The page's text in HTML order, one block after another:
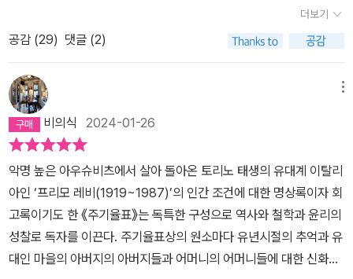
기반이었다. 소수민족으로서 유대인들은 이방인이자 화학에서 말하
는 ‘불순물’ 같은 존재였던 것이다. 무언가 손에 잡히는 것 같다는 느
낌이 들기 시작한다. 그런 이유로 나는 이 책을 읽는 키워드로 불활성
기체와 불순물을 채택한다. 1930년대는 물질보다 정신을 강조하는
파시즘, 군국주의 전성시대였다. 쾌락주의자이자 태생적으로 어쩔 수
없는 유물론자일 수밖에 없었던 미래의 청년 화학도는 유대인이라는
이유로 핍박의 대상으로 전락한다. 이탈리아에서 인종법이 시행되면
서 유대인의 대학입학은 원천적으로 차단되었다. 다행히 인종법 시행
이전에 토리노 대학에 진학한 레비는 학업을 마칠 수는 있었지만, 우
등으로 졸업하고서도 취업에 난항을 겪는다. 대학시절에는 비슷한 삶
의 궤적을 그린 친구 산드로를 만나 육체적 단련을 했다고 했던가. 친
구가 전수해준 자연의 “곰고기 맛”은 훗날 암울한 철의 시대에 생존
도록 궁금했다. 무슨 책인지도 모르지만 왠지 내가 읽으면 좋아할 것
같았다. 막상 중고로 책을 마련하고 나니 어, 과학책인 줄 알았는데 소
그냥 어리둥절하면서 꽂아놨다. 그러고나서도 프리모 레비 책만 보이
면 막 주워모아서 다섯 권이나 꽂아 놨다. 읽고 싶다는 생각만 하고 오
래 읽지 않았다. 읽게 된다면 주기율표가 제일 먼저겠지. 해가 바뀌고
서 책을 펼쳤고, 거의 석 달에 걸쳐 읽었다. 책은 깜짝 놀랄 정도로 흥
미로웠다. 내가 이 책을 좋아할 것 같았는데 실제로 좋았다. 그런데도
책을 매일 읽지는 못하는 딱한 날이 이어졌다. 강제수용소 생활에 비
할 바는 못 되겠지만 하여간에 하고 싶은 걸 못하는 나날이다. 공부를
많이 못한 날은 공부도 안 하는 게 책은 무슨! 공부 많이 한 날은 상으
로 읽자, 하지만 이미 피곤해져서 그냥 쓰러져 잤다. 졸음을 참고 열한
없는 죄의식에서 나온다. 그것은 어떤 죄일까?.... (174, 시대의 증언
자 쁘리모 레비를 찾아서)나는 프리모 레비가 어떤 사람이었는지 몰
랐다. '이것이 인간인가'라는 책의 제목을 들었을 땐 철학자일까 생각
했었고, 주기율표라는 책을 봤을 땐 정말 화학책인 줄 알았다. 그리고
'프리모 레비'에 대한 관심은 서경식님의 '시대의 증언자 쁘리모 레비
를 찾아서'를 읽으며 비로소 생겨났다. 그는 화학자였고, 아우슈비츠
생존자였으며.... 자살로 생을 마감했다,는 것을 알게 되었다.사실 이
러한 이야기는 굳이 그에 관한 책을 읽지 않아도 알 수 있는 사실이기
는 하다. 하지만 이 책을 읽으며 그가 단지 아우슈비츠의 생존자라는
사실만을 인식하게 되는 것이 아니라 그의 삶에 대해, 그가 '모든 인간
에게 답'하기를 원하는 물음에 대해 그리고 그가 살았던 시대를 과거
로만 넘겨버리고 있는 우리에게 '인간의 역사'에 대해 깊이 생각해보
더보기
공감 (29) 댓글 (2)
비의식 2024-01-26
악명 높은 아우슈비츠에서 살아 돌아온 토리노 태생의 유대계 이탈리
아인 ‘프리모 레비(1919~1987)’의 인간 조건에 대한 명상록이자 회
고록이기도 한 《주기율표》는 독특한 구성으로 역사와 철학과 윤리의
성찰로 독자를 이끈다. 주기율표상의 원소마다 유년시절의 추억과 유
대인 마을의 아버지의 아버지들과 어머니의 어머니들에 대한 신화적